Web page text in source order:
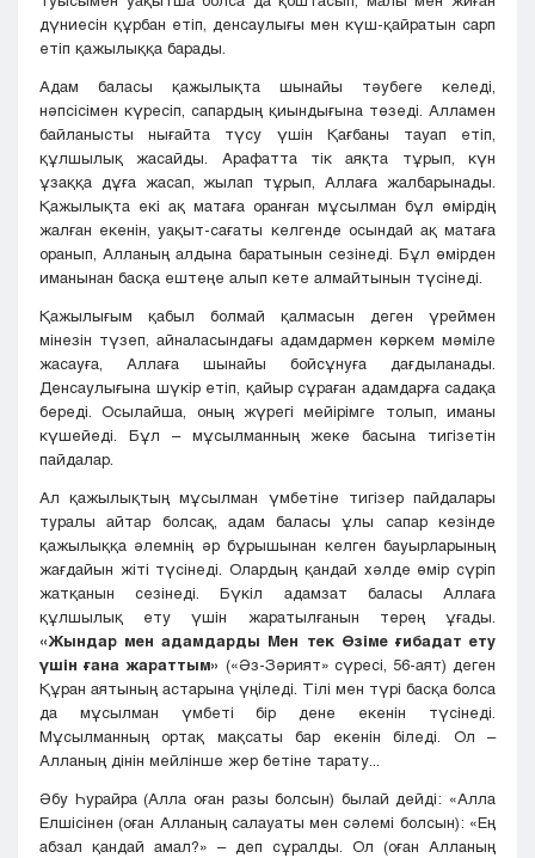
дүниесін құрбан етіп, денсаулығы мен күш-қайратын сарп
етіп қажылыққа барады.
Адам баласы қажылықта шынайы тәубеге келеді,
нәпсісімен күресіп, сапардың қиындығына төзеді. Алламен
байланысты нығайта түсу үшін Қағбаны тауап етіп,
құлшылық жасайды. Арафатта тік аяқта тұрып, күн
ұзаққа дұға жасап, жылап тұрып, Аллаға жалбарынады.
Қажылықта екі ақ матаға оранған мұсылман бұл өмірдің
жалған екенін, уақыт-сағаты келгенде осындай ақ матаға
оранып, Алланың алдына баратынын сезінеді. Бұл өмірден
иманынан басқа ештеңе алып кете алмайтынын түсінеді.
Қажылығым қабыл болмай қалмасын деген үреймен
мінезін түзеп, айналасындағы адамдармен көркем мәміле
жасауға, Аллаға шынайы бойсұнуға дағдыланады.
Денсаулығына шүкір етіп, қайыр сұраған адамдарға садақа
береді. Осылайша, оның жүрегі мейірімге толып, иманы
күшейеді. Бұл – мұсылманның жеке басына тигізетін
пайдалар.
Ал қажылықтың мұсылман үмбетіне тигізер пайдалары
туралы айтар болсақ, адам баласы ұлы сапар кезінде
қажылыққа әлемнің әр бұрышынан келген бауырларының
жағдайын жіті түсінеді. Олардың қандай хәлде өмір сүріп
жатқанын сезінеді. Бүкіл адамзат баласы Аллаға
құлшылық ету үшін жаратылғанын терең ұғады.
«Жындар мен адамдарды Мен тек Өзіме ғибадат ету
үшін ғана жараттым» («Әз-Зәрият» сүресі, 56-аят) деген
Құран аятының астарына үңіледі. Тілі мен түрі басқа болса
да мұсылман үмбеті бір дене екенін түсінеді.
Мұсылманның ортақ мақсаты бар екенін біледі. Ол –
Алланың дінін мейлінше жер бетіне тарату...
Әбу Һурайра (Алла оған разы болсын) былай дейді: «Алла
Елшісінен (оған Алланың салауаты мен сәлемі болсын): «Ең
абзал қандай амал?» – деп сұралды. Ол (оған Алланың